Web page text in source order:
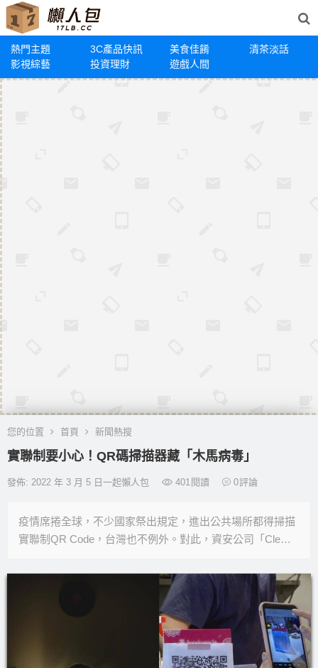
熱門主題 3C產品快訊 美食佳餚
清茶淡話
影視綜藝
投資理財 遊戲人間
您的位置 首頁 新聞熱搜
實聯制要小心！QR碼掃描器藏「木馬病毒」
發佈: 2022 年 3 月 5 日一起懶人包 401 閱讀 0評論
疫情席捲全球，不少國家祭出規定，進出公共場所都得掃描
實聯制QR Code，台灣也不例外。對此，資安公司「Cle…